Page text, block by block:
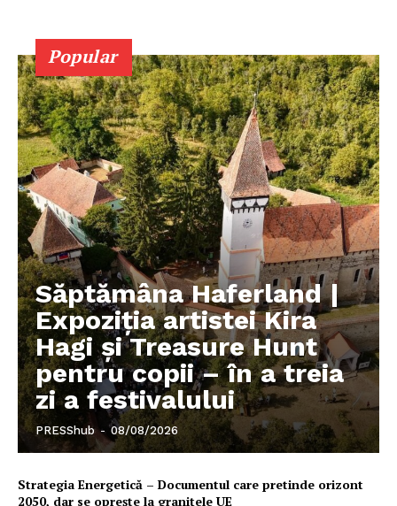
Popular
Săptămâna Haferland |
Expoziţia artistei Kira
Hagi şi Treasure Hunt
pentru copii – în a treia
zi a festivalului
PRESShub - 08/08/2026
Strategia Energetică – Documentul care pretinde orizont
2050, dar se oprește la granițele UE